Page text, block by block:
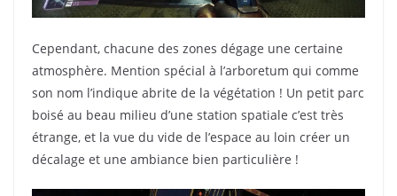
Cependant, chacune des zones dégage une certaine
atmosphère. Mention spécial à l’arboretum qui comme
son nom l’indique abrite de la végétation ! Un petit parc
boisé au beau milieu d’une station spatiale c’est très
étrange, et la vue du vide de l’espace au loin créer un
décalage et une ambiance bien particulière !